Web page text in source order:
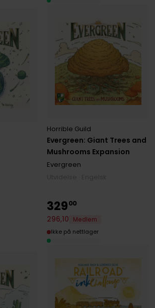
Evergreen: Giant Trees and
Mushrooms Expansion
Horrible Guild
Evergreen
32900
296,10
Medlem
Ikke på nettlager